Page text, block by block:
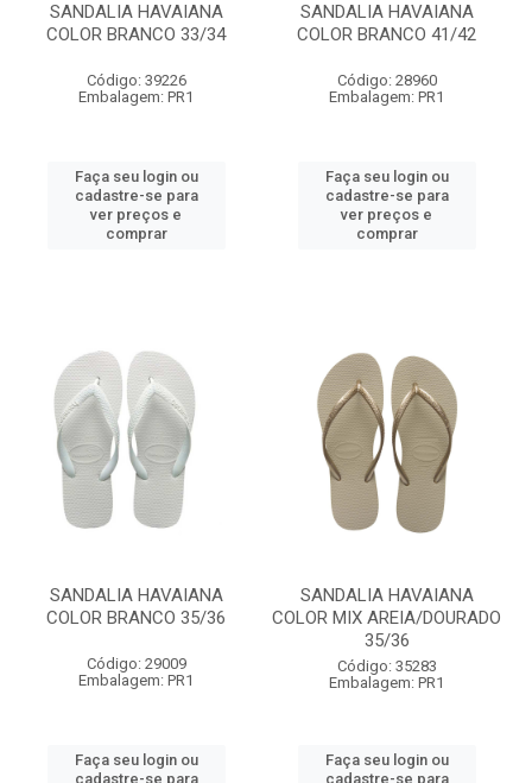
SANDALIA HAVAIANA
COLOR BRANCO 33/34
Código: 39226
Embalagem: PR1
Faça seu login ou
cadastre-se para
ver preços e
comprar
SANDALIA HAVAIANA
COLOR BRANCO 41/42
Código: 28960
Embalagem: PR1
Faça seu login ou
cadastre-se para
ver preços e
comprar
SANDALIA HAVAIANA
COLOR BRANCO 35/36
Código: 29009
Embalagem: PR1
Faça seu login ou
cadastre-se para
SANDALIA HAVAIANA
COLOR MIX AREIA/DOURADO
35/36
Código: 35283
Embalagem: PR1
Faça seu login ou
cadastre-se para